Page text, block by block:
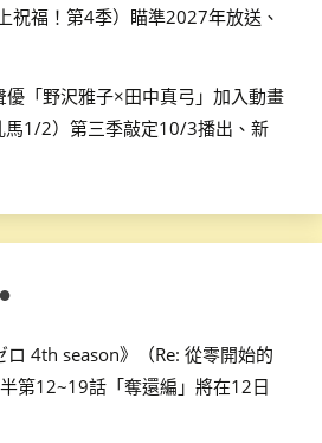
祝福！第4季）瞄準2027年放送、
「野沢雅子×田中真弓」加入動畫
馬1/2）第三季敲定10/3播出、新
4th season》（Re: 從零開始的
第12~19話「奪還編」將在12日